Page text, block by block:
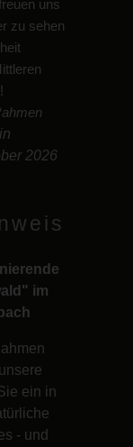
uns
zu sehen
2026
im
ein in
- und